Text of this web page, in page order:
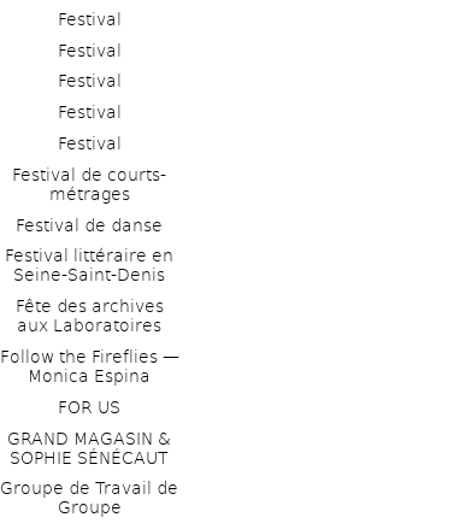
Festival
Festival
Festival
Festival
Festival
Festival de courts-
métrages
Festival de danse
Festival littéraire en
Seine-Saint-Denis
Fête des archives
aux Laboratoires
Follow the Fireflies —
Monica Espina
FOR US
GRAND MAGASIN &
SOPHIE SÉNÉCAUT
Groupe de Travail de
Groupe